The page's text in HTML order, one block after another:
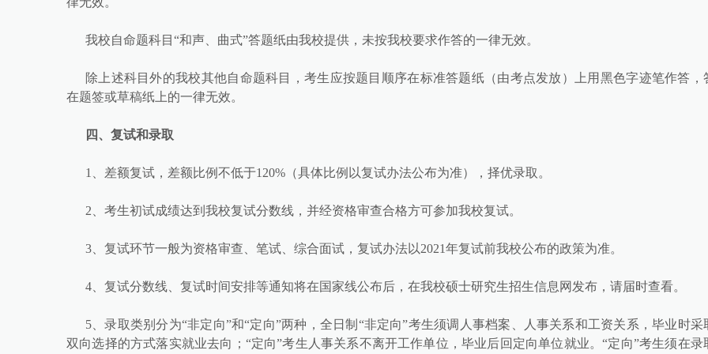
我校自命题科目“和声、曲式”答题纸由我校提供，未按我校要求作答的一律无效。
除上述科目外的我校其他自命题科目，考生应按题目顺序在标准答题纸（由考点发放）上用黑色字迹笔作答，
在题签或草稿纸上的一律无效。
四、复试和录取
1、差额复试，差额比例不低于120%（具体比例以复试办法公布为准），择优录取。
2、考生初试成绩达到我校复试分数线，并经资格审查合格方可参加我校复试。
3、复试环节一般为资格审查、笔试、综合面试，复试办法以2021年复试前我校公布的政策为准。
4、复试分数线、复试时间安排等通知将在国家线公布后，在我校硕士研究生招生信息网发布，请届时查看。
5、录取类别分为“非定向”和“定向”两种，全日制“非定向”考生须调人事档案、人事关系和工资关系，毕业时采
双向选择的方式落实就业去向；“定向”考生人事关系不离开工作单位，毕业后回定向单位就业。“定向”考生须在录